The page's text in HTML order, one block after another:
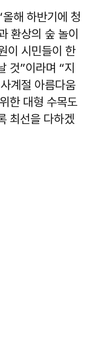
해 하반기에 청
환상의 숲 놀이
이 시민들이 한
것”이라며 “지
계절 아름다움
한 대형 수목도
최선을 다하겠